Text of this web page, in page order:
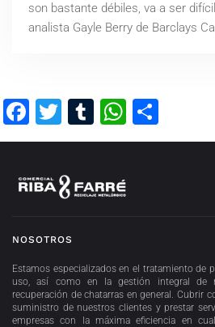
son bastante débiles, va a ser
analista Gayle Berry de Barclays
Facebook
Twitter
Tumblr
NOSOTROS
Estamos especializados en el tratamiento de
uso, así como en la gestión integral de
recuperación de chatarras en general. Cubrir
suministro de nuestros clientes y prestar
empresas con la máxima eficiencia en